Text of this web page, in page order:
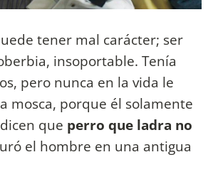
tener mal carácter; ser
insoportable. Tenía
pero nunca en la vida le
mosca, porque él solamente
que perro que ladra no
el hombre en una antigua